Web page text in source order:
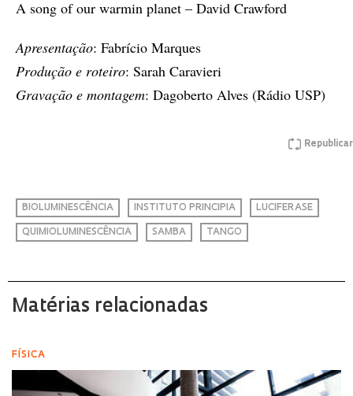
A song of our warmin planet – David Crawford
Apresentação: Fabrício Marques
Produção e roteiro: Sarah Caravieri
Gravação e montagem: Dagoberto Alves (Rádio USP)
Republicar
BIOLUMINESCÊNCIA INSTITUTO PRINCIPIA LUCIFERASE
QUIMIOLUMINESCÊNCIA SAMBA TANGO